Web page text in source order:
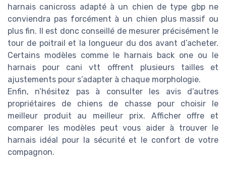
harnais canicross adapté à un chien de type gbp ne
conviendra pas forcément à un chien plus massif ou
plus fin. Il est donc conseillé de mesurer précisément le
tour de poitrail et la longueur du dos avant d’acheter.
Certains modèles comme le harnais back one ou le
harnais pour cani vtt offrent plusieurs tailles et
ajustements pour s’adapter à chaque morphologie.
Enfin, n’hésitez pas à consulter les avis d’autres
propriétaires de chiens de chasse pour choisir le
meilleur produit au meilleur prix. Afficher offre et
comparer les modèles peut vous aider à trouver le
harnais idéal pour la sécurité et le confort de votre
compagnon.